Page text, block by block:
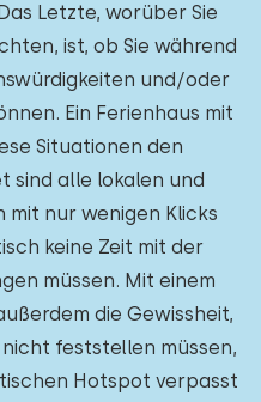
Letzte, worüber Sie
ist, ob Sie während
und/oder
Ein Ferienhaus mit
Situationen den
sind alle lokalen und
nur wenigen Klicks
keine Zeit mit der
müssen. Mit einem
die Gewissheit,
feststellen müssen,
Hotspot verpasst